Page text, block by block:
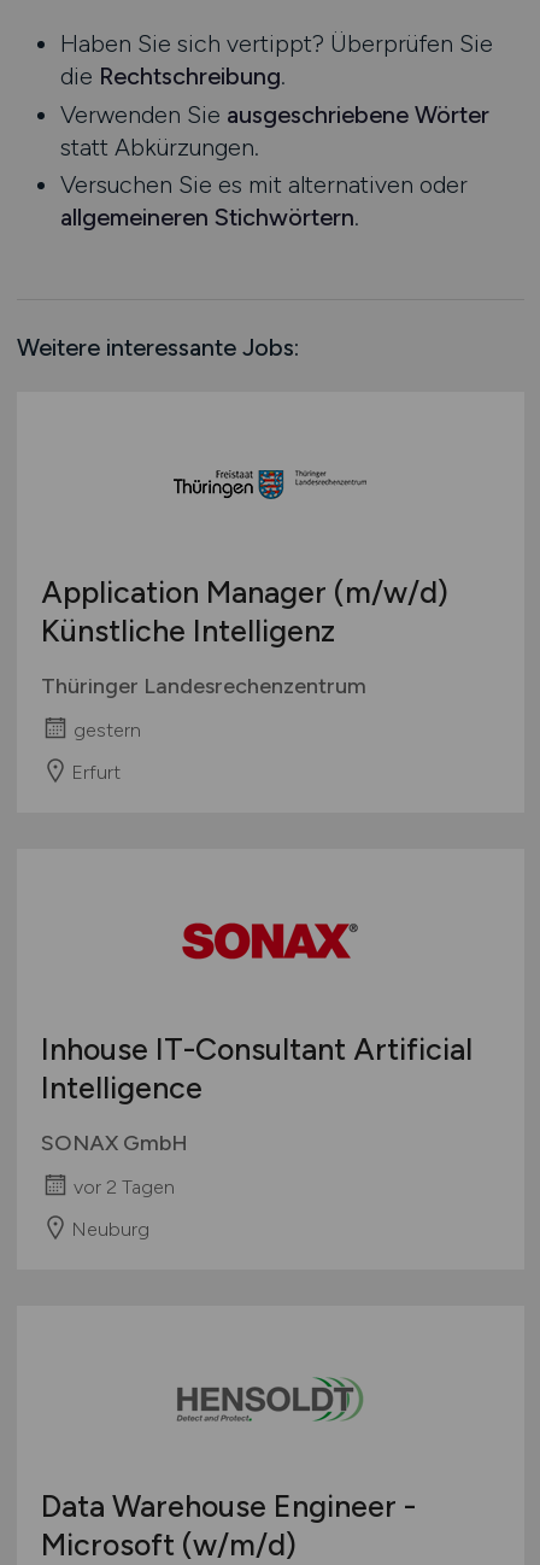
Praktikum
Nordrhein-Westfalen
Rheinland-Pfalz
Saarland
Sachsen
Sachsen-Anhalt
Schleswig-Holstein
Schweiz
Haben Sie sich vertippt? Überprüfen Sie
die Rechtschreibung.
Verwenden Sie ausgeschriebene Wörter
statt Abkürzungen.
Versuchen Sie es mit alternativen oder
allgemeineren Stichwörtern.
Weitere interessante Jobs:
Application Manager (m/w/d)
Künstliche Intelligenz
Thüringer Landesrechenzentrum
gestern
Erfurt
Inhouse IT-Consultant Artificial
Intelligence
SONAX GmbH
vor 2 Tagen
Neuburg
Data Warehouse Engineer -
Microsoft (w/m/d)